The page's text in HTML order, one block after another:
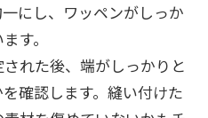
にし、ワッペンがしっか
す。
れた後、端がしっかりと
確認します。縫い付けた